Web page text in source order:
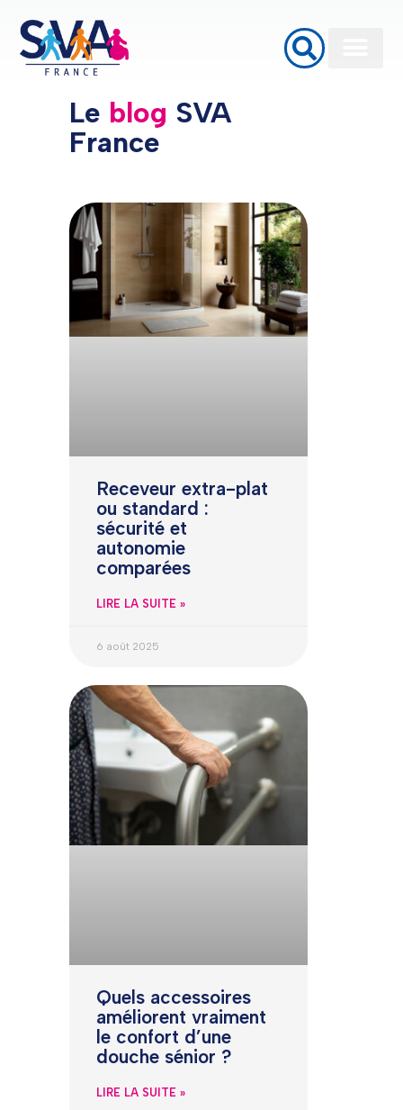
Le blog SVA
France
Receveur extra-plat
ou standard :
sécurité et
autonomie
comparées
LIRE LA SUITE »
6 août 2025
Quels accessoires
améliorent vraiment
le confort d’une
douche sénior ?
LIRE LA SUITE »